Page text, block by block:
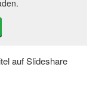
auf Slideshare